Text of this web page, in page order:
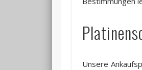
Unsere